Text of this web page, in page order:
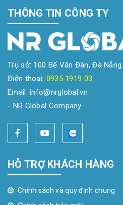
THÔNG TIN CÔNG TY
Trụ sở: 100 Bế Văn Đàn, Đà Nẵng.
Điện thoại: 0935 1919 03
Email: info@nrglobal.vn
- NR Global Company
HỖ TRỢ KHÁCH HÀNG
Chính sách và quy định chung